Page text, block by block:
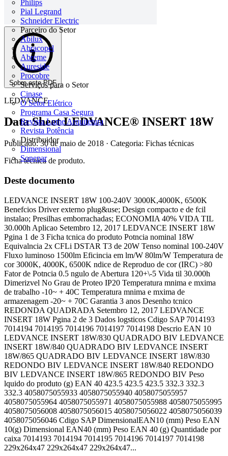
Philips
Pial Legrand
Schneider Electric
Parceiro do Setor
Abilux
Abracopel
Abreme
Aureside
Procobre
Serviços para o Setor
Cinase
O Setor Elétrico
Programa Casa Segura
Revista Lume Arquitetura
Revista Potência
Distribuidor
Dimensional
Sonepar
Sobre este PDF
LEDVANCE
Data Sheet LEDVANCE® INSERT 18W
Publicado: 30 de maio de 2018 · Categoria: Fichas técnicas
Ficha técnica de produto.
Deste documento
LEDVANCE INSERT 18W 100-240V 3000K,4000K, 6500K
Benefcios Driver externo plug&use; Design compacto e de fcil
instalao; Presilhas emborrachadas; ECONOMIA 40% VIDA TIL
30.000h Aplicao Setembro 12, 2017 LEDVANCE INSERT 18W
Pgina 1 de 3 Ficha tcnica do produto Potncia nominal 18W
Equivalncia 2x CFLi DSTAR T3 de 20W Tenso nominal 100-240V
Fluxo luminoso 1500lm Eficincia em lm/W 80lm/W Temperatura de
cor 3000K, 4000K, 6500K ndice de Reproduo de cor (IRC) >80
Fator de Potncia 0.5 ngulo de Abertura 120+\-5 Vida til 30.000h
Dimerizvel No Grau de Proteo IP20 Temperatura mnima e mxima
de trabalho -10~ + 40C Temperatura mnima e mxima de
armazenagem -20~ + 70C Garantia 3 anos Desenho tcnico
REDONDA QUADRADA Setembro 12, 2017 LEDVANCE
INSERT 18W Pgina 2 de 3 Dados logsticos Cdigo SAP 7014193
7014194 7014195 7014196 7014197 7014198 Descrio EAN 10
LEDVANCE INSERT 18W/830 QUADRADO BIV LEDVANCE
INSERT 18W/840 QUADRADO BIV LEDVANCE INSERT
18W/865 QUADRADO BIV LEDVANCE INSERT 18W/830
REDONDO BIV LEDVANCE INSERT 18W/840 REDONDO
BIV LEDVANCE INSERT 18W/865 REDONDO BIV Peso
lquido do produto (g) EAN 40 423.5 423.5 423.5 332.3 332.3
332.3 4058075055933 4058075055940 4058075055957
4058075055964 4058075055971 4058075055988 4058075055995
4058075056008 4058075056015 4058075056022 4058075056039
4058075056046 Cdigo SAP DimensionalEAN10 (mm) Peso EAN
10(g) Dimensional EAN40 (mm) Peso EAN 40 (g) Quantidade por
caixa 7014193 7014194 7014195 7014196 7014197 7014198
229x264x47 229x264x47 229x264x47...